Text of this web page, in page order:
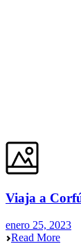
Viaja a
enero 25, 2023
Read More